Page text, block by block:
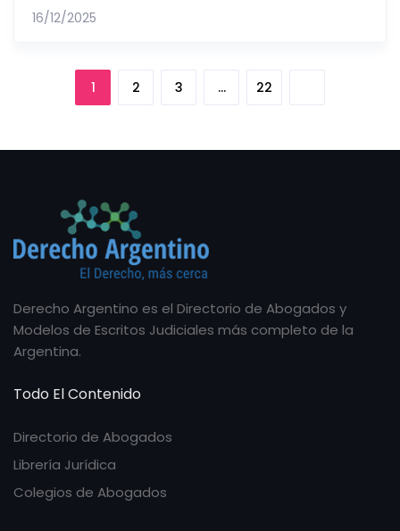
16/12/2025
1 2 3 … 22
Derecho Argentino es el Directorio de Abogados y
Modelos de Escritos Judiciales más completo de la
Argentina.
Todo El Contenido
Directorio de Abogados
Librería Jurídica
Colegios de Abogados